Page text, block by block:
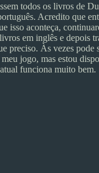
todos os livros de
Acredito que
isso aconteça,
em inglês e depois
preciso. Às vezes pode
jogo, mas estou
funciona muito bem.